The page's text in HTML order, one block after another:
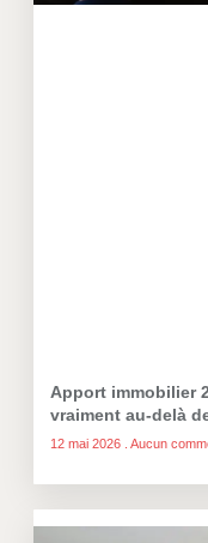
Apport immobilier
vraiment au-delà
12 mai 2026 Aucun